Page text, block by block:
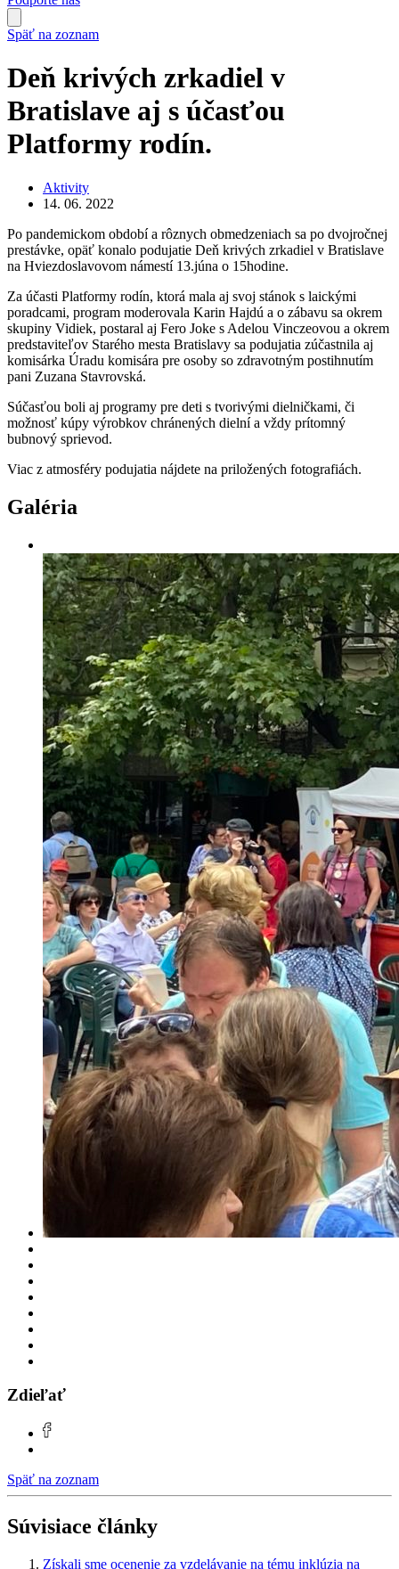
Späť na zoznam
Deň krivých zrkadiel v
Bratislave aj s účasťou
Platformy rodín.
Aktivity
14. 06. 2022
Po pandemickom období a rôznych obmedzeniach sa po dvojročnej
prestávke, opäť konalo podujatie Deň krivých zrkadiel v Bratislave
na Hviezdoslavovom námestí 13.júna o 15hodine.
Za účasti Platformy rodín, ktorá mala aj svoj stánok s laickými
poradcami, program moderovala Karin Hajdú a o zábavu sa okrem
skupiny Vidiek, postaral aj Fero Joke s Adelou Vinczeovou a okrem
predstaviteľov Starého mesta Bratislavy sa podujatia zúčastnila aj
komisárka Úradu komisára pre osoby so zdravotným postihnutím
pani Zuzana Stavrovská.
Súčasťou boli aj programy pre deti s tvorivými dielničkami, či
možnosť kúpy výrobkov chránených dielní a vždy prítomný
bubnový sprievod.
Viac z atmosféry podujatia nájdete na priložených fotografiách.
Galéria
Zdieľať
Späť na zoznam
Súvisiace články
Získali sme ocenenie za vzdelávanie na tému inklúzia na